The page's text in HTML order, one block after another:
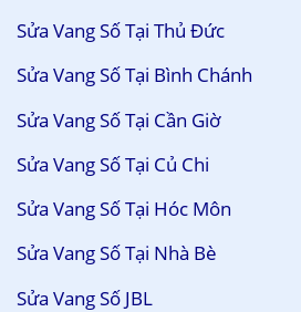
Sửa Vang Số Tại Thủ Đức
Sửa Vang Số Tại Bình Chánh
Sửa Vang Số Tại Cần Giờ
Sửa Vang Số Tại Củ Chi
Sửa Vang Số Tại Hóc Môn
Sửa Vang Số Tại Nhà Bè
Sửa Vang Số JBL